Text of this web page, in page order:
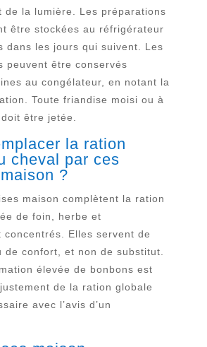
de la lumière. Les préparations
être stockées au réfrigérateur
dans les jours qui suivent. Les
peuvent être conservés
au congélateur, en notant la
Toute friandise moisi ou à
être jetée.
la ration
cheval par ces
?
maison complètent la ration
de foin, herbe et
concentrés. Elles servent de
de confort, et non de substitut.
élevée de bonbons est
de la ration globale
avec l’avis d’un